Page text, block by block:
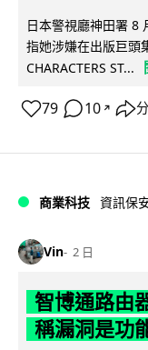
日本警視廳神田署 8
指她涉嫌在出版巨頭
CHARACTERS ST...
79 10 ↗
商業科技 資訊保
Vin 2 日
智博通路由
稱漏洞是功